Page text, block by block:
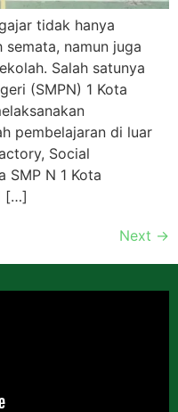
tidak hanya
namun juga
Salah satunya
(SMPN) 1 Kota
pembelajaran di luar
Social
SMP N 1 Kota
[…]
Next →